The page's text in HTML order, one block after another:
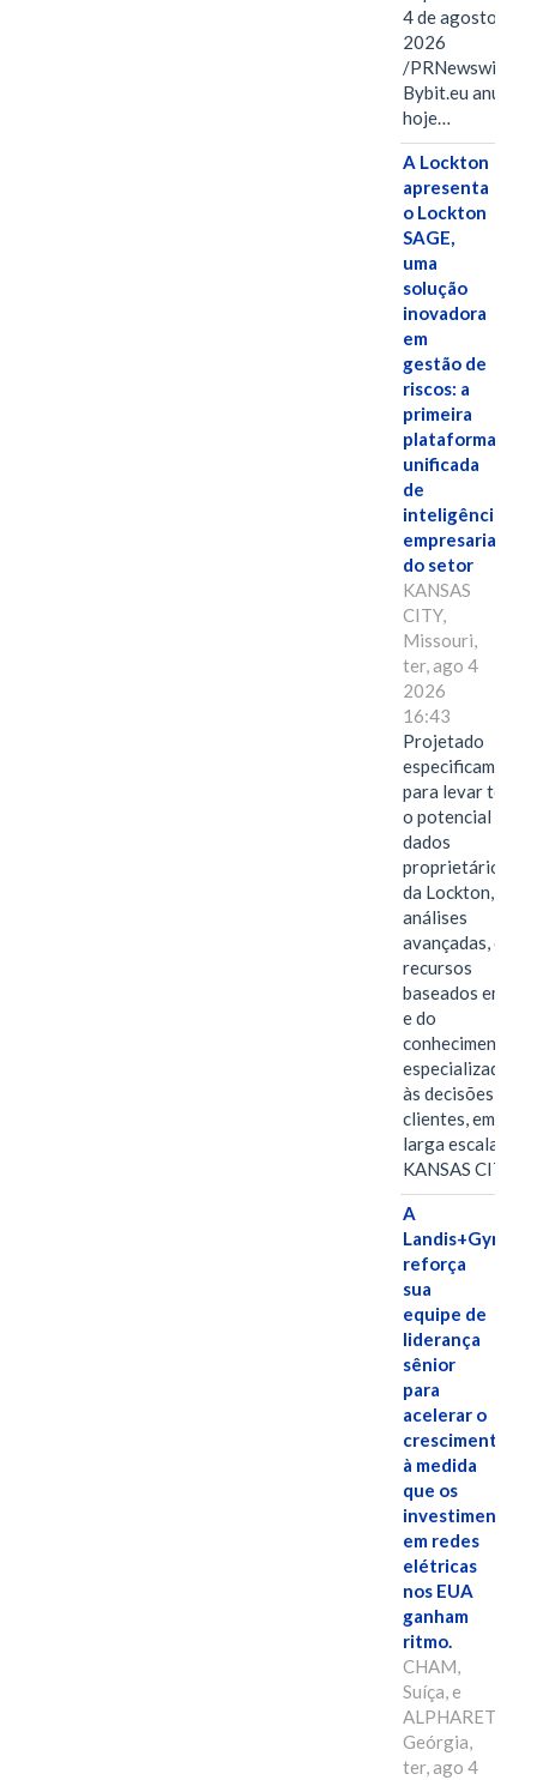
4 de agosto de
2026
/PRNewswire/
Bybit.eu
hoje…
A Lockton
apresenta
o Lockton
SAGE,
uma
solução
inovadora
em
gestão de
riscos: a
primeira
plataforma
unificada
de
inteligência
empresarial
do setor
KANSAS
CITY,
Missouri,
ter, ago 4
2026
16:43
Projetado
especificamente
para levar todo
o potencial dos
dados
proprietários
da Lockton, das
análises
avançadas, dos
recursos
baseados em IA
e do
conhecimento
especializado
às decisões dos
clientes, em
larga escala
KANSAS CITY,…
A
Landis+Gyr
reforça
sua
equipe de
liderança
sênior
para
acelerar o
crescimento,
à medida
que os
investimentos
em redes
elétricas
nos EUA
ganham
ritmo.
CHAM,
Suíça, e
ALPHARETTA,
Geórgia,
ter, ago 4